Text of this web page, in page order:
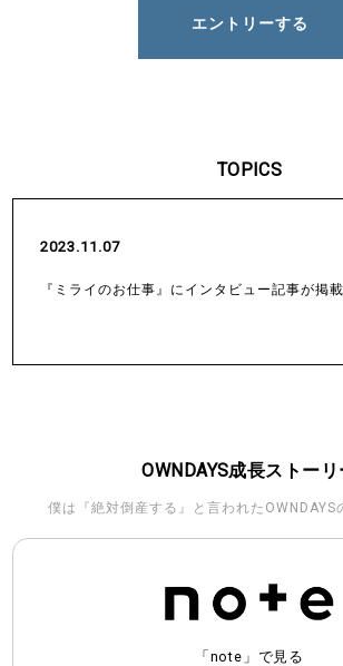
エントリーする
TOPICS
2023.11.07
『ミライのお仕事』にインタビュー記事が掲
OWNDAYS成長ストーリ
僕は『絶対倒産する』と言われたOWNDAYS
「note」で見る